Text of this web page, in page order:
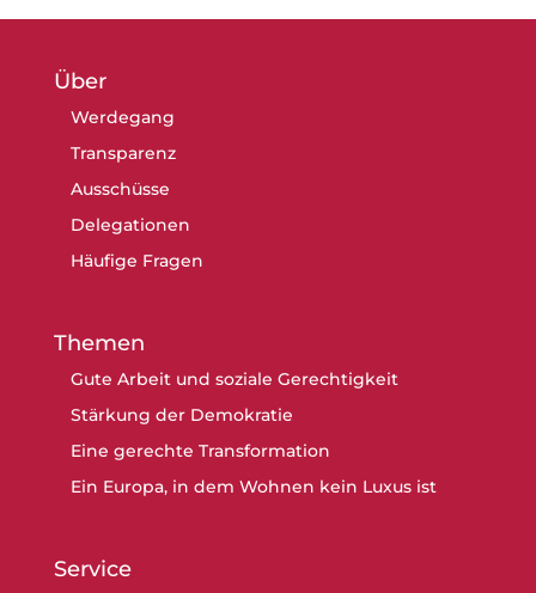
Über
Werdegang
Transparenz
Ausschüsse
Delegationen
Häufige Fragen
Themen
Gute Arbeit und soziale Gerechtigkeit
Stärkung der Demokratie
Eine gerechte Transformation
Ein Europa, in dem Wohnen kein Luxus ist
Service